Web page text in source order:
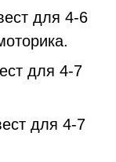
для 4-6
для 4-7
для 4-7